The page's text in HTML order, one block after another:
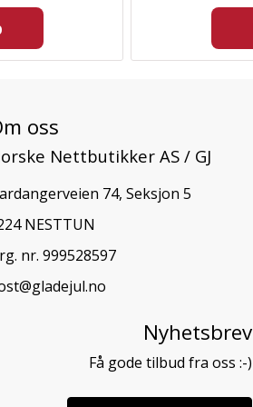
oss
Nettbutikker AS / GJ
74, Seksjon 5
NESTTUN
nr. 999528597
Nyhetsbrev
Få gode tilbud fra oss :-)